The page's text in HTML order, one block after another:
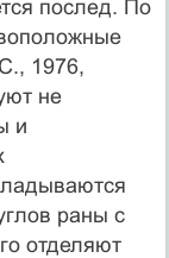
послед. По
1976,
не
и
раны с
отделяют